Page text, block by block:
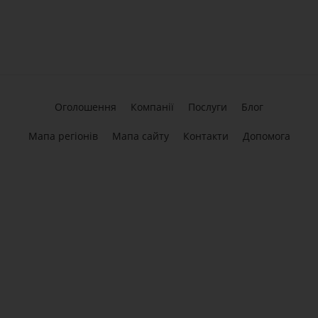
Оголошення Компанії Послуги Блог
Мапа регіонів Мапа сайту Контакти Допомога